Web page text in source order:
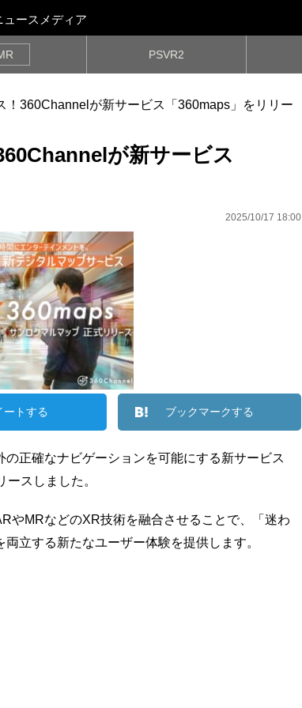
ースメディア
PSVR2
！360Channelが新サービス「360maps」をリリー
が新サービス
2025/10/17 18:00
ートする ブックマークする
正確なナビゲーションを可能にする新サービス
スしました。
やMRなどのXR技術を融合させることで、「迷わ
立する新たなユーザー体験を提供します。